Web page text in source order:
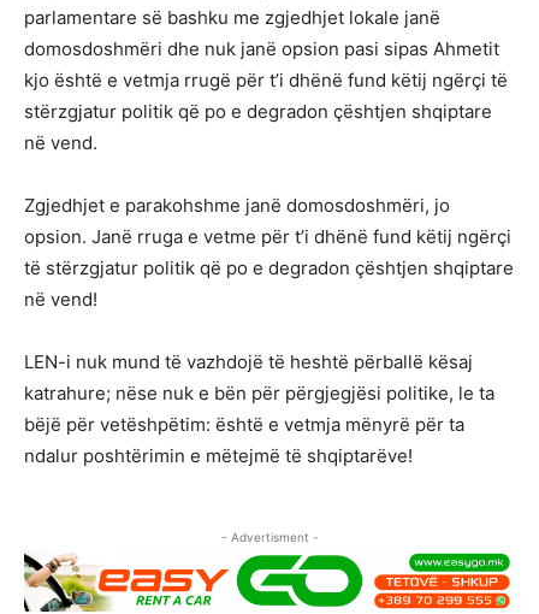
parlamentare së bashku me zgjedhjet lokale janë
domosdoshmëri dhe nuk janë opsion pasi sipas Ahmetit
kjo është e vetmja rrugë për t’i dhënë fund këtij ngërçi të
stërzgjatur politik që po e degradon çështjen shqiptare
në vend.
Zgjedhjet e parakohshme janë domosdoshmëri, jo
opsion. Janë rruga e vetme për t’i dhënë fund këtij ngërçi
të stërzgjatur politik që po e degradon çështjen shqiptare
në vend!
LEN-i nuk mund të vazhdojë të heshtë përballë kësaj
katrahure; nëse nuk e bën për përgjegjësi politike, le ta
bëjë për vetëshpëtim: është e vetmja mënyrë për ta
ndalur poshtërimin e mëtejmë të shqiptarëve!
- Advertisment -